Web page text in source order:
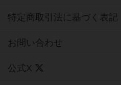
特定商取引法に基づく表記
お問い合わせ
公式X